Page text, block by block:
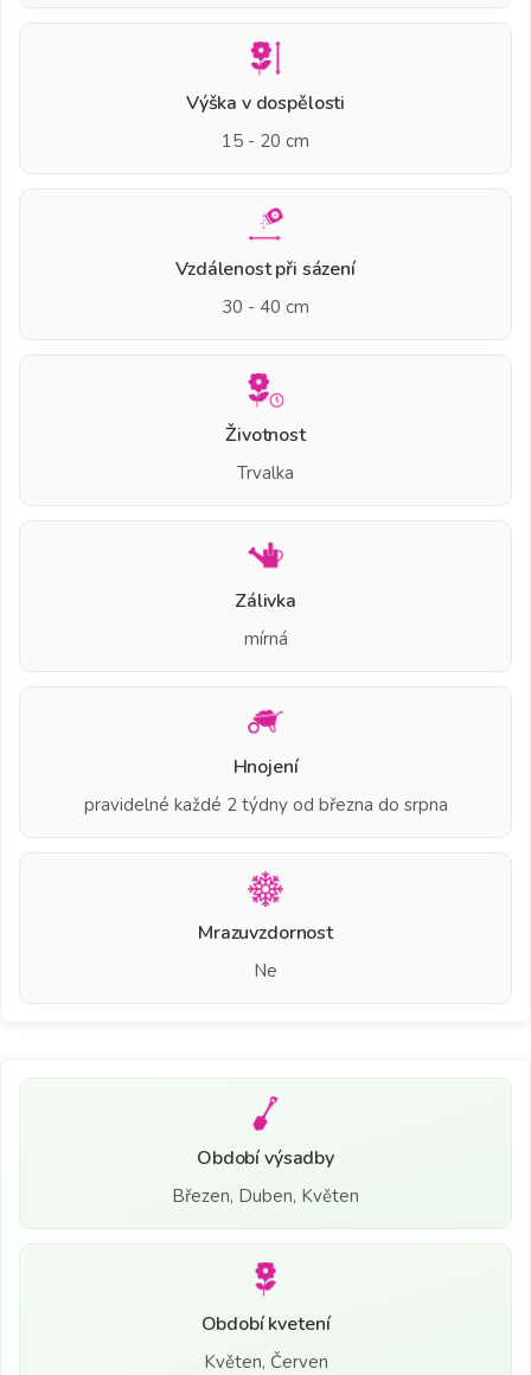
Výška v dospělosti
15 - 20 cm
Vzdálenost při sázení
30 - 40 cm
Životnost
Trvalka
Zálivka
mírná
Hnojení
pravidelné každé 2 týdny od března do srpna
Mrazuvzdornost
Ne
Období výsadby
Březen, Duben, Květen
Období kvetení
Květen, Červen